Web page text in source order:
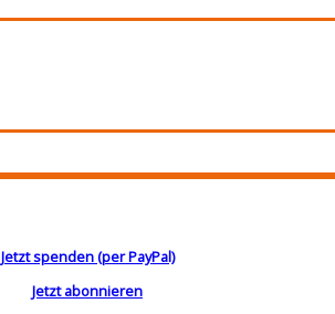
Jetzt spenden (per PayPal)
Jetzt abonnieren